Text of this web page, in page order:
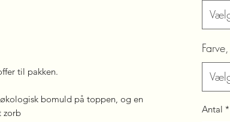
til pakken.
bomuld på toppen, og en
zorb
Antal *